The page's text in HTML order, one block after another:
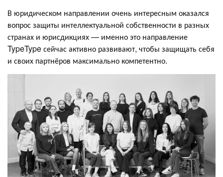
В юридическом направлении очень интересным оказался
вопрос защиты интеллектуальной собственности в разных
странах и юрисдикциях — именно это направление
TypeType сейчас активно развивают, чтобы защищать себя
и своих партнёров максимально компетентно.